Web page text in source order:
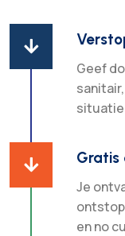

Geef
situatie

Je
en no